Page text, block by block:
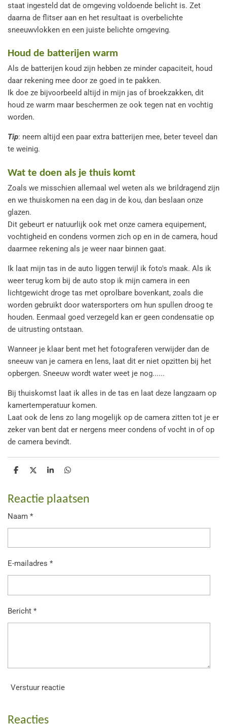
staat ingesteld dat de omgeving voldoende belicht is. Zet
daarna de flitser aan en het resultaat is overbelichte
sneeuwvlokken en een juiste belichte omgeving.
Houd de batterijen warm
Als de batterijen koud zijn hebben ze minder capaciteit, houd
daar rekening mee door ze goed in te pakken.
Ik doe ze bijvoorbeeld altijd in mijn jas of broekzakken, dit
houd ze warm maar beschermen ze ook tegen nat en vochtig
worden.
Tip: neem altijd een paar extra batterijen mee, beter teveel dan
te weinig.
Wat te doen als je thuis komt
Zoals we misschien allemaal wel weten als we brildragend zijn
en we thuiskomen na een dag in de kou, dan beslaan onze
glazen.
Dit gebeurt er natuurlijk ook met onze camera equipement,
vochtigheid en condens vormen zich op en in de camera, houd
daarmee rekening als je weer naar binnen gaat.
Ik laat mijn tas in de auto liggen terwijl ik foto's maak. Als ik
weer terug kom bij de auto stop ik mijn camera in een
lichtgewicht droge tas met oprolbare bovenkant, zoals die
worden gebruikt door watersporters om hun spullen droog te
houden. Eenmaal goed verzegeld kan er geen condensatie op
de uitrusting ontstaan.
Wanneer je klaar bent met het fotograferen verwijder dan de
sneeuw van je camera en lens, laat dit er niet opzitten bij het
opbergen. Sneeuw wordt water weet je nog......
Bij thuiskomst laat ik alles in de tas en laat deze langzaam op
kamertemperatuur komen.
Laat ook de lens zo lang mogelijk op de camera zitten tot je er
zeker van bent dat er nergens meer condens of vocht in of op
de camera bevindt.
D
e
n
D
l
S
r
e
D
e
n
Reactie plaatsen
Naam *
E-mailadres *
Bericht *
Verstuur reactie
Reacties